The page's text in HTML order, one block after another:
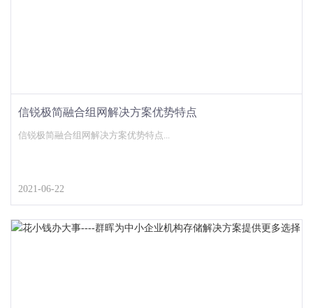
信锐极简融合组网解决方案优势特点
信锐极简融合组网解决方案优势特点...
2021-06-22